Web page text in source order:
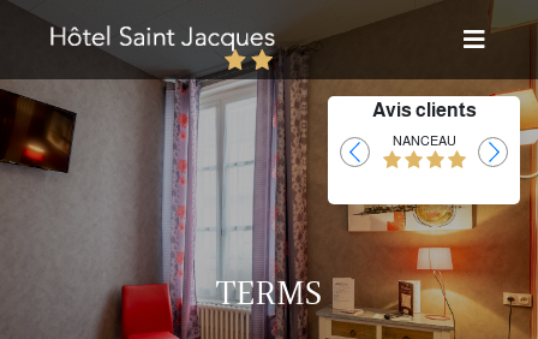
Avis clients
NANCEAU
TERMS